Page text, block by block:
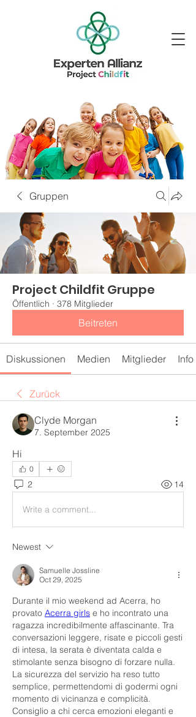
Gruppen
Project Childfit Gruppe
Öffentlich · 378 Mitglieder
Beitreten
Diskussionen Medien Mitglieder Info
Zurück
Clyde Morgan
7. September 2025
Hi
0
2 14
Write a comment...
Newest
Samuelle Jossline
Oct 29, 2025
Durante il mio weekend ad Acerra, ho
provato Acerra girls e ho incontrato una
ragazza incredibilmente affascinante. Tra
conversazioni leggere, risate e piccoli gesti
di intesa, la serata è diventata calda e
stimolante senza bisogno di forzare nulla.
La sicurezza del servizio ha reso tutto
semplice, permettendomi di godermi ogni
momento di vicinanza e complicità.
Consiglio a chi cerca emozioni eleganti e